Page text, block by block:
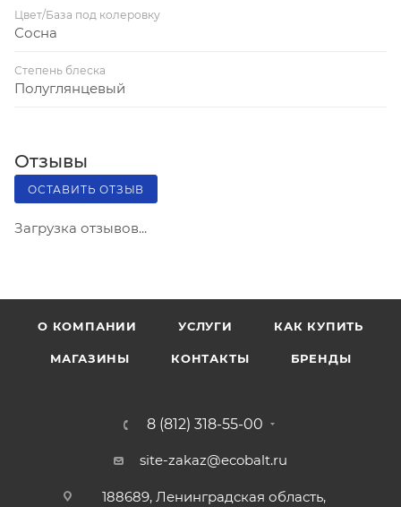
Цвет/База под колеровку
Сосна
Степень блеска
Полуглянцевый
Отзывы
ОСТАВИТЬ ОТЗЫВ
Загрузка отзывов...
О КОМПАНИИ УСЛУГИ КАК КУПИТЬ
МАГАЗИНЫ КОНТАКТЫ БРЕНДЫ
8 (812) 318-55-00
site-zakaz@ecobalt.ru
188689, Ленинградская область,